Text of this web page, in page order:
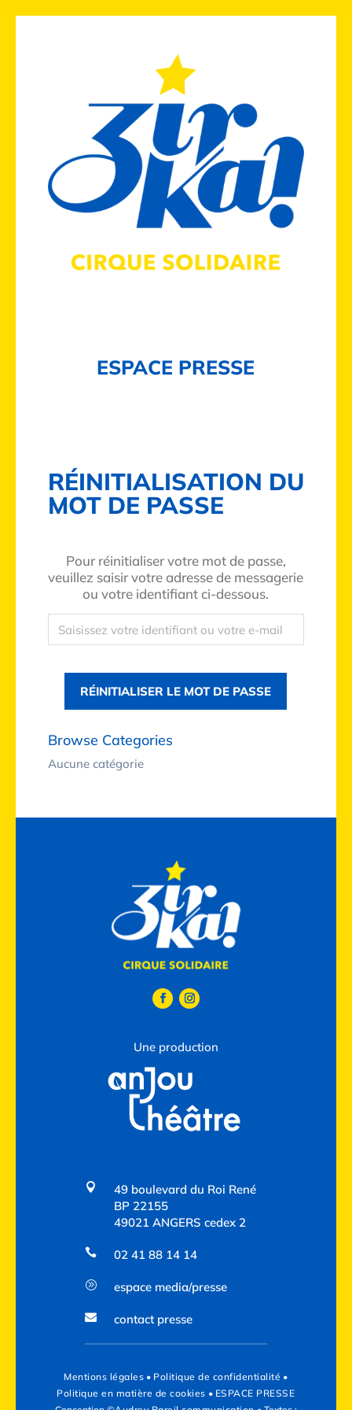
ESPACE PRESSE
RÉINITIALISATION DU
MOT DE PASSE
Pour réinitialiser votre mot de passe,
veuillez saisir votre adresse de messagerie
ou votre identifiant ci-dessous.
Browse Categories
Aucune catégorie
Une production

49 boulevard du Roi René
BP 22155
49021 ANGERS cedex 2
 02 41 88 14 14
A espace media/presse
 contact presse
Mentions légales • Politique de confidentialité •
Politique en matière de cookies • ESPACE PRESSE